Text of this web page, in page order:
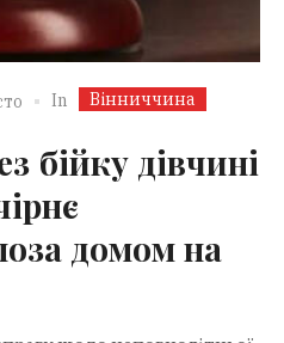
In Вінниччина
бійку дівчині
домом на